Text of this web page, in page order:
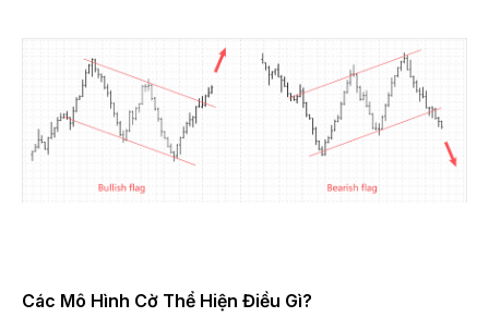
Các Mô Hình Cờ Thể Hiện Điều Gì?